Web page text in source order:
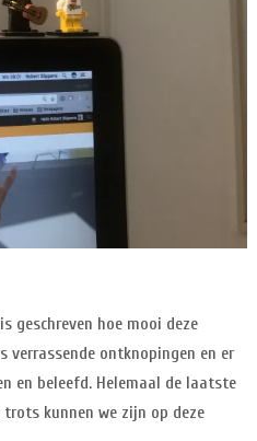
geschreven hoe mooi deze
ontknopingen en er
en beleefd. Helemaal de laatste
trots kunnen we zijn op deze